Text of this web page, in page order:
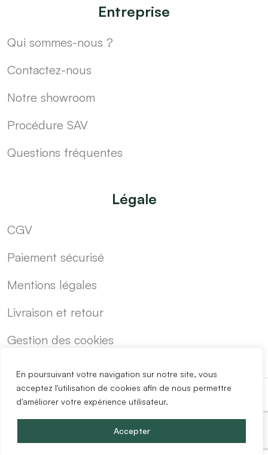
En poursuivant votre navigation sur notre site, vous
acceptez l'utilisation de cookies afin de nous permettre
d'améliorer votre expérience utilisateur.
Accepter
Entreprise
Qui sommes-nous ?
Contactez-nous
Notre showroom
Procédure SAV
Questions fréquentes
Légale
CGV
Paiement sécurisé
Mentions légales
Livraison et retour
Gestion des cookies
-
Copyright @2024 Easy Mobilier.